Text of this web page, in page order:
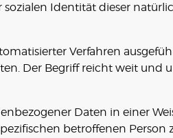
Identität dieser
Verfahren
Der Begriff reicht weit und
Daten in einer
betroffenen Person